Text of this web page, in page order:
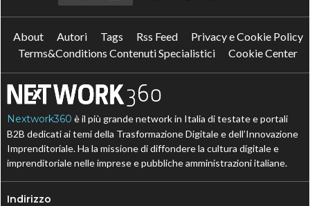
About Autori Tags Rss Feed
Privacy e Cookie Policy
Terms&Conditions Contenuti Specialistici
Cookie Center
Nextwork360 è il più grande network in Italia di testate e portali
B2B dedicati ai temi della Trasformazione Digitale e dell’Innovazione
Imprenditoriale. Ha la missione di diffondere la cultura digitale e
imprenditoriale nelle imprese e pubbliche amministrazioni italiane.
Indirizzo